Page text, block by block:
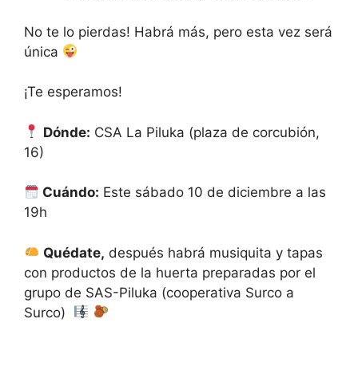
No te lo pierdas! Habrá más, pero esta vez será
única
¡Te esperamos!
Dónde: CSA La Piluka (plaza de corcubión,
16)
Cuándo: Este sábado 10 de diciembre a las
19h
Quédate, después habrá musiquita y tapas
con productos de la huerta preparadas por el
grupo de SAS-Piluka (cooperativa Surco a
Surco)